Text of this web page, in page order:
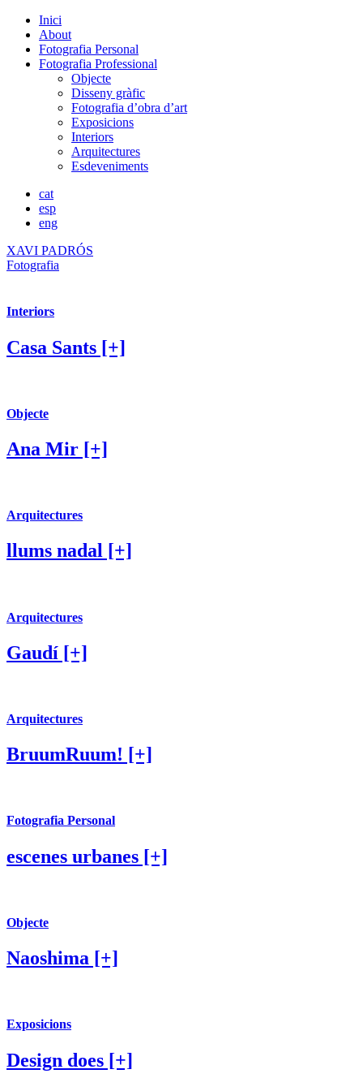
Inici
About
Fotografia Personal
Fotografia Professional
Objecte
Disseny gràfic
Fotografia d’obra d’art
Exposicions
Interiors
Arquitectures
Esdeveniments
cat
esp
eng
XAVI PADRÓS
Fotografia
Interiors
Casa Sants [+]
Objecte
Ana Mir [+]
Arquitectures
llums nadal [+]
Arquitectures
Gaudí [+]
Arquitectures
BruumRuum! [+]
Fotografia Personal
escenes urbanes [+]
Objecte
Naoshima [+]
Exposicions
Design does [+]